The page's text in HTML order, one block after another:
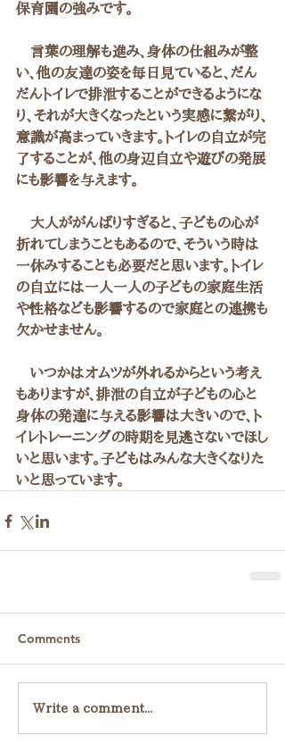
保育園の強みです。
言葉の理解も進み、身体の仕組みが整
い、他の友達の姿を毎日見ていると、だん
だんトイレで排泄することができるようにな
り、それが大きくなったという実感に繋がり、
意識が高まっていきます。トイレの自立が完
了することが、他の身辺自立や遊びの発展
にも影響を与えます。
大人ががんばりすぎると、子どもの心が
折れてしまうこともあるので、そういう時は
一休みすることも必要だと思います。トイレ
の自立には一人一人の子どもの家庭生活
や性格なども影響するので家庭との連携も
欠かせません。
いつかはオムツが外れるからという考え
もありますが、排泄の自立が子どもの心と
身体の発達に与える影響は大きいので、ト
イレトレーニングの時期を見逃さないでほし
いと思います。子どもはみんな大きくなりた
いと思っています。
Comments
Write a comment...